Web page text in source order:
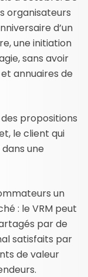
organisateurs
d’un
une initiation
sans avoir
annuaires de
propositions
le client qui
une
un
: le VRM peut
par de
satisfaits par
de valeur